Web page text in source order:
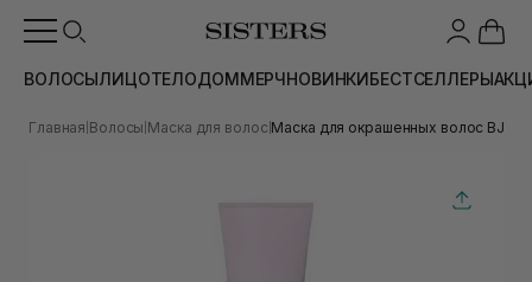
ВОЛОСЫЛИЦОТЕЛОДОММЕРЧНОВИНКИБЕСТСЕЛЛЕРЫ
Главная Волосы Маска для волос Маска для окрашенных волос